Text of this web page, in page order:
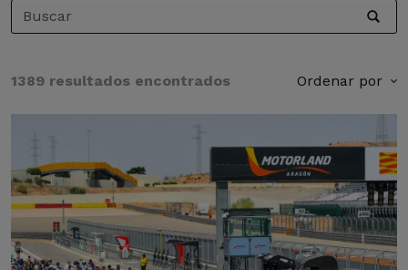
1389 resultados encontrados Ordenar por